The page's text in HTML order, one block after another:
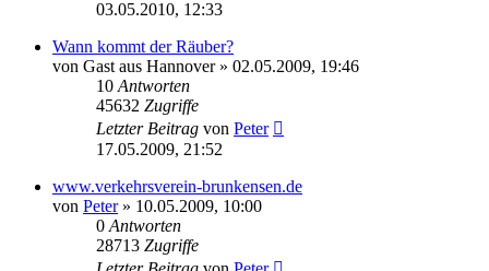
03.05.2010, 12:33
Wann kommt der Räuber?
von Gast aus Hannover» 02.05.2009, 19:46
10 Antworten
45632 Zugriffe
Letzter Beitrag von Peter
17.05.2009, 21:52
www.verkehrsverein-brunkensen.de
von Peter» 10.05.2009, 10:00
0 Antworten
28713 Zugriffe